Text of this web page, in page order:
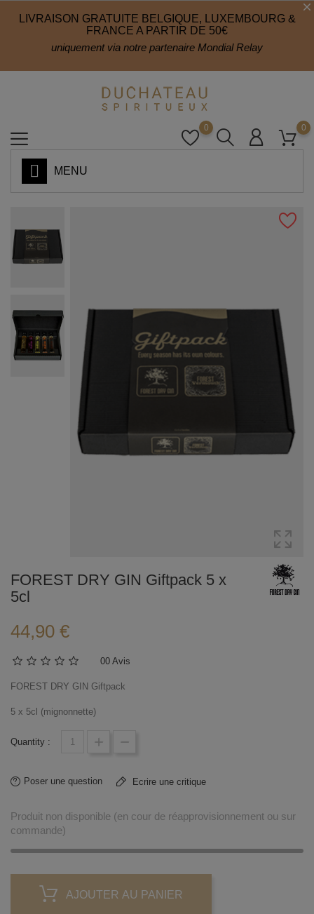
LIVRAISON GRATUITE BELGIQUE, LUXEMBOURG &
FRANCE A PARTIR DE 50€
uniquement via notre partenaire Mondial Relay
0
0
MENU
FOREST DRY GIN Giftpack 5 x
5cl
44,90 €
00 Avis
FOREST DRY GIN Giftpack
5 x 5cl (mignonnette)
Quantity :
Poser une question Ecrire une critique
Produit non disponible (en cour de réapprovisionnement ou sur
commande)
AJOUTER AU PANIER